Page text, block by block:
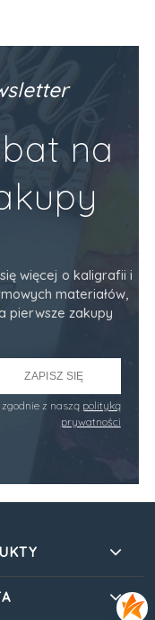
na
więcej o kaligrafii i
materiałów,
pierwsze zakupy
ZAPISZ SIĘ
z naszą polityką
prywatności